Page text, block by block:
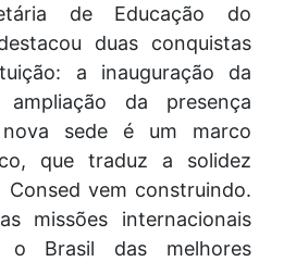
de Educação do
duas conquistas
a inauguração da
da presença
nova sede é um marco
que traduz a solidez
vem construindo.
missões internacionais
o Brasil das melhores